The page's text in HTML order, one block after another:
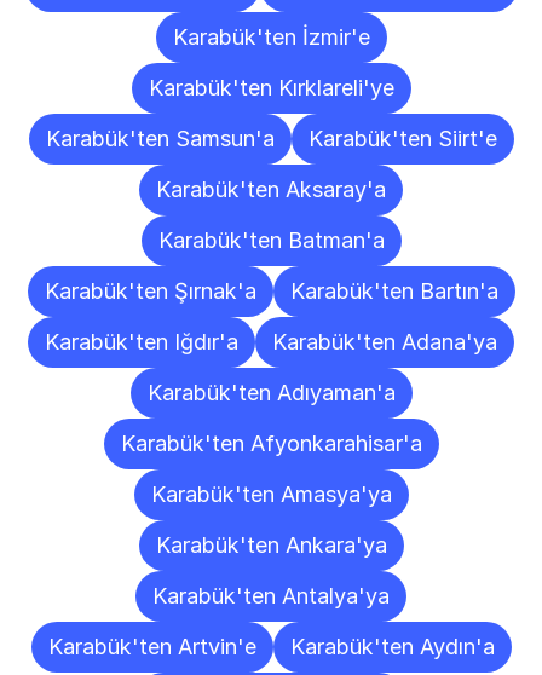
Karabük'ten İzmir'e
Karabük'ten Kırklareli'ye
Karabük'ten Samsun'a
Karabük'ten Siirt'e
Karabük'ten Aksaray'a
Karabük'ten Batman'a
Karabük'ten Şırnak'a
Karabük'ten Bartın'a
Karabük'ten Iğdır'a
Karabük'ten Adana'ya
Karabük'ten Adıyaman'a
Karabük'ten Afyonkarahisar'a
Karabük'ten Amasya'ya
Karabük'ten Ankara'ya
Karabük'ten Antalya'ya
Karabük'ten Artvin'e
Karabük'ten Aydın'a